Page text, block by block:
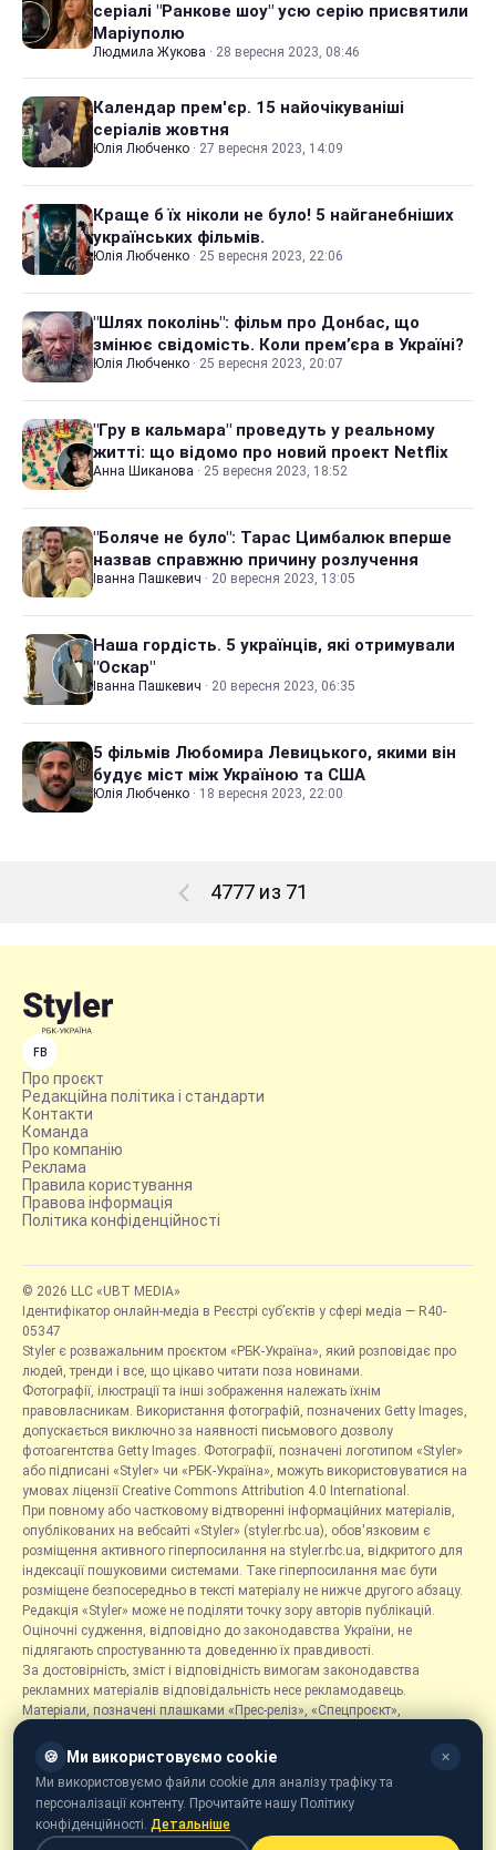
серіалі "Ранкове шоу" усю серію присвятили
Маріуполю
Людмила Жукова · 28 вересня 2023, 08:46
Календар прем'єр. 15 найочікуваніші
серіалів жовтня
Юлія Любченко · 27 вересня 2023, 14:09
Краще б їх ніколи не було! 5 найганебніших
українських фільмів.
Юлія Любченко · 25 вересня 2023, 22:06
"Шлях поколінь": фільм про Донбас, що
змінює свідомість. Коли прем’єра в Україні?
Юлія Любченко · 25 вересня 2023, 20:07
"Гру в кальмара" проведуть у реальному
житті: що відомо про новий проект Netflix
Анна Шиканова · 25 вересня 2023, 18:52
"Боляче не було": Тарас Цимбалюк вперше
назвав справжню причину розлучення
Іванна Пашкевич · 20 вересня 2023, 13:05
Наша гордість. 5 українців, які отримували
"Оскар"
Іванна Пашкевич · 20 вересня 2023, 06:35
5 фільмів Любомира Левицького, якими він
будує міст між Україною та США
Юлія Любченко · 18 вересня 2023, 22:00
4777 из 71
FB
Про проєкт
Редакційна політика і стандарти
Контакти
Команда
Про компанію
Реклама
Правила користування
Правова інформація
Політика конфіденційності
© 2026 LLC «UBT MEDIA»
Ідентифікатор онлайн-медіа в Реєстрі суб’єктів у сфері медіа — R40-
05347
Styler є розважальним проєктом «РБК-Україна», який розповідає про
людей, тренди і все, що цікаво читати поза новинами.
Фотографії, ілюстрації та інші зображення належать їхнім
правовласникам. Використання фотографій, позначених Getty Images,
допускається виключно за наявності письмового дозволу
фотоагентства Getty Images. Фотографії, позначені логотипом «Styler»
або підписані «Styler» чи «РБК-Україна», можуть використовуватися на
умовах ліцензії Creative Commons Attribution 4.0 International.
При повному або частковому відтворенні інформаційних матеріалів,
опублікованих на вебсайті «Styler» (styler.rbc.ua), обов'язковим є
розміщення активного гіперпосилання на styler.rbc.ua, відкритого для
індексації пошуковими системами. Таке гіперпосилання має бути
розміщене безпосередньо в тексті матеріалу не нижче другого абзацу.
Редакція «Styler» може не поділяти точку зору авторів публікацій.
Оціночні судження, відповідно до законодавства України, не
підлягають спростуванню та доведенню їх правдивості.
За достовірність, зміст і відповідність вимогам законодавства
рекламних матеріалів відповідальність несе рекламодавець.
Матеріали, позначені плашками «Прес-реліз», «Спецпроєкт»,
розміщуються на правах реклами.
Рубрика «Новини компаній» є інформаційним форматом, що містить
новини, повідомлення та оголошення, пов'язані з діяльністю
компаній, і ґрунтується на інформації, наданій відповідними
компаніями. Редакція не несе відповідальності за достовірність такої
🍪 Ми використовуємо cookie ✕
Ми використовуємо файли cookie для аналізу трафіку та
персоналізації контенту. Прочитайте нашу Політику
конфіденційності. Детальніше